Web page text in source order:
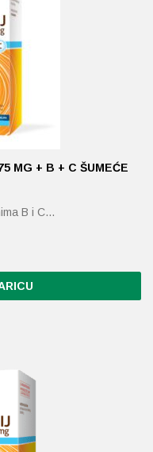
MG + B + C ŠUMEĆE
B i C…